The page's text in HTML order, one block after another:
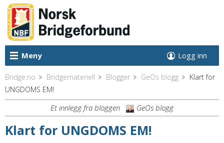
Meny Logg inn
Bridge.no Bridgemateriell Blogger GeOs blogg
Klart for
UNGDOMS EM!
Et innlegg fra bloggen GeOs blogg
Klart for UNGDOMS EM!